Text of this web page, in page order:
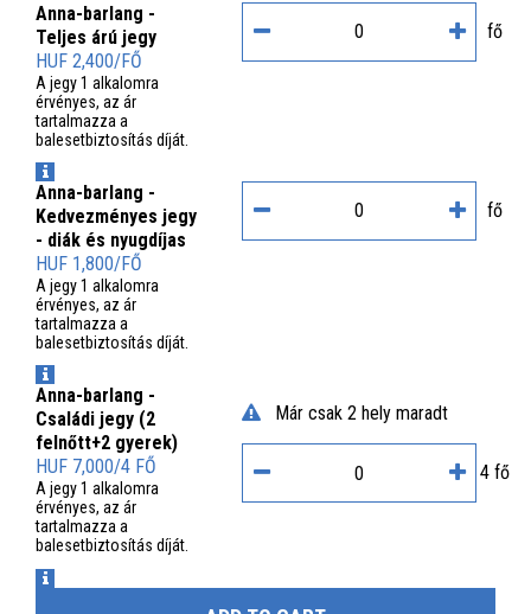
Anna-barlang -
Teljes árú jegy
HUF 2,400/FŐ
A jegy 1 alkalomra
érvényes, az ár
tartalmazza a
balesetbiztosítás díját.
INFO
fő
Anna-barlang -
Kedvezményes jegy
- diák és nyugdíjas
HUF 1,800/FŐ
A jegy 1 alkalomra
érvényes, az ár
tartalmazza a
balesetbiztosítás díját.
INFO
fő
Anna-barlang -
Családi jegy (2
felnőtt+2 gyerek)
HUF 7,000/4 FŐ
A jegy 1 alkalomra
érvényes, az ár
tartalmazza a
balesetbiztosítás díját.
INFO
Már csak 2 hely maradt
4 fő